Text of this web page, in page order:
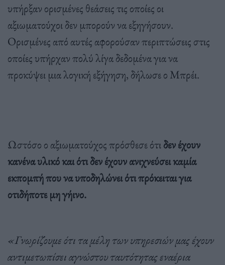
υπήρξαν ορισμένες θεάσεις τις οποίες οι
αξιωματούχοι δεν μπορούν να εξηγήσουν.
Ορισμένες από αυτές αφορούσαν περιπτώσεις στις
οποίες υπήρχαν πολύ λίγα δεδομένα για να
προκύψει μια λογική εξήγηση, δήλωσε ο Μπρέι.
Ωστόσο ο αξιωματούχος πρόσθεσε ότιδεν έχουν
κανένα υλικό και ότι δεν έχουν ανιχνεύσει καμία
εκπομπή που να υποδηλώνει ότι πρόκειται για
οτιδήποτε μη γήινο.
«Γνωρίζουμε ότι τα μέλη των υπηρεσιών μας έχουν
αντιμετωπίσει αγνώστου ταυτότητας εναέρια